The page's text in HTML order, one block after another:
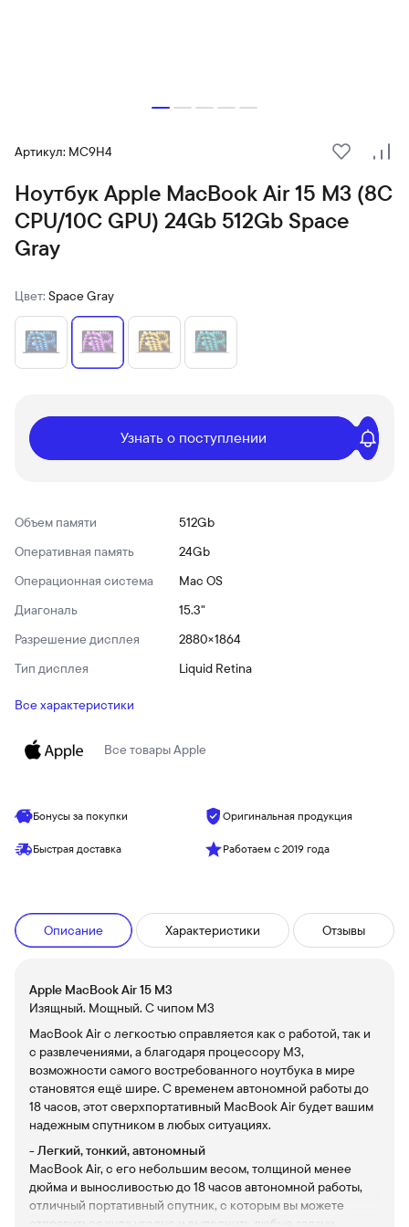
Артикул: MC9H4
В
Ноутбук Apple MacBook Air 15 M3 (8C
CPU/10C GPU) 24Gb 512Gb Space
Gray
Цвет: Space Gray
Узнать о поступлении
Объем памяти
512Gb
Оперативная память
24Gb
Операционная система
Mac OS
Диагональ
15.3"
Разрешение дисплея
2880×1864
Тип дисплея
Liquid Retina
Все характеристики
Все товарыApple
Бонусы за покупки Оригинальная продукция
Быстрая доставка Работаем с 2019 года
Описание Характеристики Отзывы
Apple MacBook Air 15 M3
Изящный. Мощный. С чипом МЗ
MacBook Air с легкостью справляется как с работой, так и
с развлечениями, а благодаря процессору МЗ,
возможности самого востребованного ноутбука в мире
становятся ещё шире. С временем автономной работы до
18 часов, этот сверхпортативный MacBook Air будет вашим
надежным спутником в любых ситуациях.
- Легкий, тонкий, автономный
MacBook Air, с его небольшим весом, толщиной менее
дюйма и выносливостью до 18 часов автономной работы,
отличный портативный спутник, с которым вы можете
отправиться куда угодно и выполнить любые задачи.